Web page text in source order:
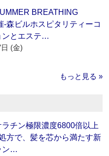
BREATHING
‐森ビルホスピタリティーコ
ンとエステ…
(金)
もっと見る »
ラチン極限濃度6800倍以上
方で、髪を芯から満たす新
ン…